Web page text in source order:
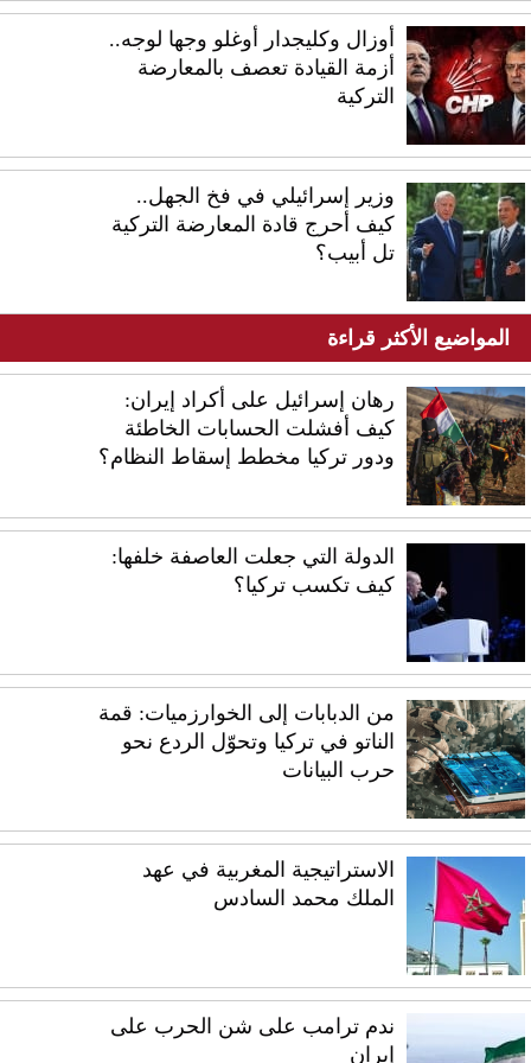
أوزال وكليجدار أوغلو وجها لوجه..
أزمة القيادة تعصف بالمعارضة
التركية
وزير إسرائيلي في فخ الجهل..
كيف أحرج قادة المعارضة التركية
تل أبيب؟
المواضيع الأكثر قراءة
رهان إسرائيل على أكراد إيران:
كيف أفشلت الحسابات الخاطئة
ودور تركيا مخطط إسقاط النظام؟
الدولة التي جعلت العاصفة خلفها:
كيف تكسب تركيا؟
من الدبابات إلى الخوارزميات: قمة
الناتو في تركيا وتحوّل الردع نحو
حرب البيانات
الاستراتيجية المغربية في عهد
الملك محمد السادس
ندم ترامب على شن الحرب على
إيران